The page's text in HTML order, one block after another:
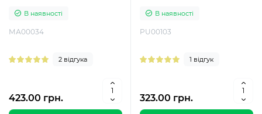
В наявності
МА00034
2 відгука
423.00 грн.
В наявності
PU00103
1 відгук
323.00 грн.